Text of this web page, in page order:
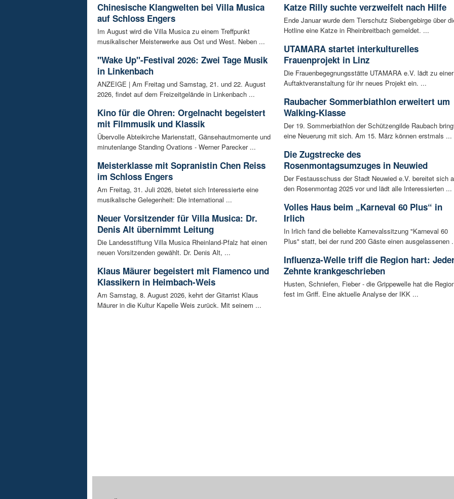
Chinesische Klangwelten bei Villa Musica
auf Schloss Engers
Im August wird die Villa Musica zu einem Treffpunkt
musikalischer Meisterwerke aus Ost und West. Neben ...
"Wake Up"-Festival 2026: Zwei Tage Musik
in Linkenbach
ANZEIGE | Am Freitag und Samstag, 21. und 22. August
2026, findet auf dem Freizeitgelände in Linkenbach ...
Kino für die Ohren: Orgelnacht begeistert
mit Filmmusik und Klassik
Übervolle Abteikirche Marienstatt, Gänsehautmomente und
minutenlange Standing Ovations - Werner Parecker ...
Meisterklasse mit Sopranistin Chen Reiss
im Schloss Engers
Am Freitag, 31. Juli 2026, bietet sich Interessierte eine
musikalische Gelegenheit: Die international ...
Neuer Vorsitzender für Villa Musica: Dr.
Denis Alt übernimmt Leitung
Die Landesstiftung Villa Musica Rheinland-Pfalz hat einen
neuen Vorsitzenden gewählt. Dr. Denis Alt, ...
Klaus Mäurer begeistert mit Flamenco und
Klassikern in Heimbach-Weis
Am Samstag, 8. August 2026, kehrt der Gitarrist Klaus
Mäurer in die Kultur Kapelle Weis zurück. Mit seinem ...
Katze Rilly suchte verzweifelt nach Hilfe
Ende Januar wurde dem Tierschutz Siebengebirge über
Hotline eine Katze in Rheinbreitbach gemeldet. ...
UTAMARA startet interkulturelles
Frauenprojekt in Linz
Die Frauenbegegnungsstätte UTAMARA e.V. lädt zu einer
Auftaktveranstaltung für ihr neues Projekt ein. ...
Raubacher Sommerbiathlon erweitert um
Walking-Klasse
Der 19. Sommerbiathlon der Schützengilde Raubach
eine Neuerung mit sich. Am 15. März können erstmals ...
Die Zugstrecke des
Rosenmontagsumzuges in Neuwied
Der Festausschuss der Stadt Neuwied e.V. bereitet sich
den Rosenmontag 2025 vor und lädt alle Interessierten ...
Volles Haus beim „Karneval 60 Plus“ in
Irlich
In Irlich fand die beliebte Karnevalssitzung "Karneval 60
Plus" statt, bei der rund 200 Gäste einen ausgelassenen
Influenza-Welle triff die Region hart:
Zehnte krankgeschrieben
Husten, Schniefen, Fieber - die Grippewelle hat die
fest im Griff. Eine aktuelle Analyse der IKK ...